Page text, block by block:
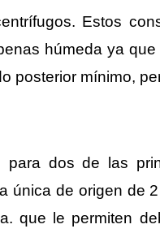
Estos
húmeda ya
posterior mínimo,
para dos de las
única de origen de
que le permiten